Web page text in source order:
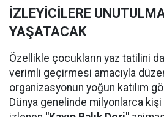
İZLEYİCİLERE
YAŞATACAK
Özellikle çocukların yaz tatilini
verimli geçirmesi amacıyla
organizasyonun yoğun katılım
Dünya genelinde milyonlarca